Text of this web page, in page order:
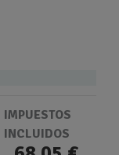
IMPUESTOS
INCLUIDOS